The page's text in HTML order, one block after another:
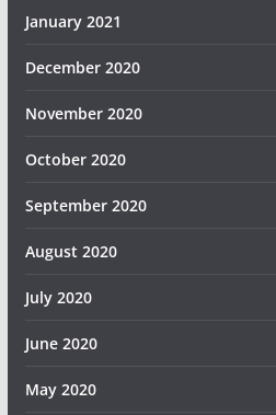
January 2021
December 2020
November 2020
October 2020
September 2020
August 2020
July 2020
June 2020
May 2020